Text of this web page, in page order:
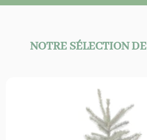
NOTRE SÉLECTION